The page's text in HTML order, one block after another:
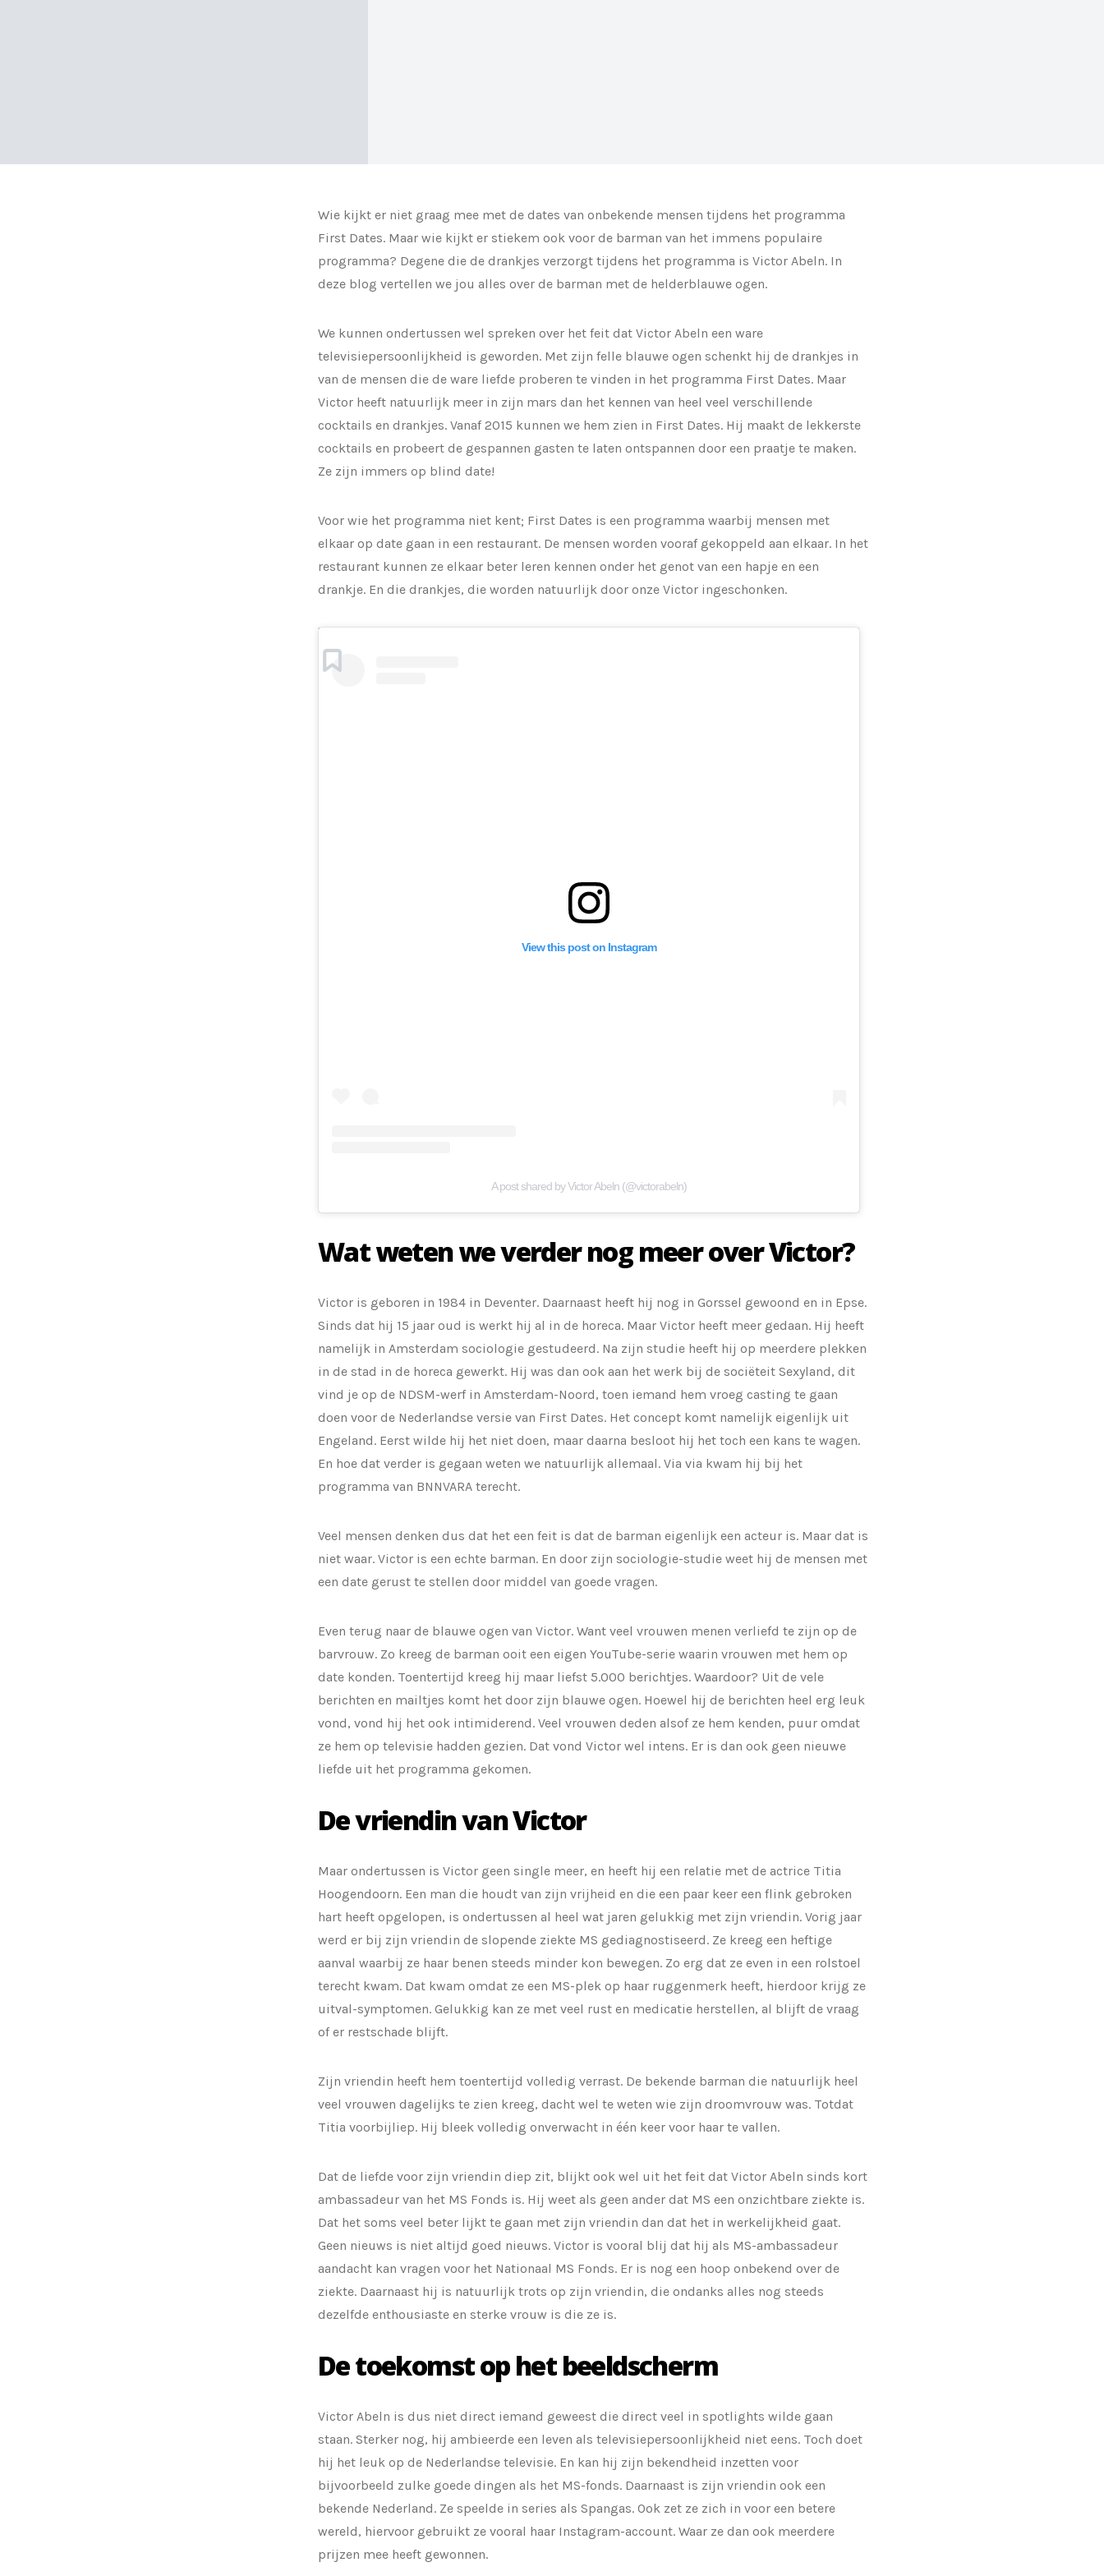
Wie kijkt er niet graag mee met de dates van onbekende mensen tijdens het programma
First Dates. Maar wie kijkt er stiekem ook voor de barman van het immens populaire
programma? Degene die de drankjes verzorgt tijdens het programma is Victor Abeln. In
deze blog vertellen we jou alles over de barman met de helderblauwe ogen.
We kunnen ondertussen wel spreken over het feit dat Victor Abeln een ware
televisiepersoonlijkheid is geworden. Met zijn felle blauwe ogen schenkt hij de drankjes in
van de mensen die de ware liefde proberen te vinden in het programma First Dates. Maar
Victor heeft natuurlijk meer in zijn mars dan het kennen van heel veel verschillende
cocktails en drankjes. Vanaf 2015 kunnen we hem zien in First Dates. Hij maakt de lekkerste
cocktails en probeert de gespannen gasten te laten ontspannen door een praatje te maken.
Ze zijn immers op blind date!
Voor wie het programma niet kent; First Dates is een programma waarbij mensen met
elkaar op date gaan in een restaurant. De mensen worden vooraf gekoppeld aan elkaar. In het
restaurant kunnen ze elkaar beter leren kennen onder het genot van een hapje en een
drankje. En die drankjes, die worden natuurlijk door onze Victor ingeschonken.
View this post on Instagram
A post shared by Victor Abeln (@victorabeln)
Wat weten we verder nog meer over Victor?
Victor is geboren in 1984 in Deventer. Daarnaast heeft hij nog in Gorssel gewoond en in Epse.
Sinds dat hij 15 jaar oud is werkt hij al in de horeca. Maar Victor heeft meer gedaan. Hij heeft
namelijk in Amsterdam sociologie gestudeerd. Na zijn studie heeft hij op meerdere plekken
in de stad in de horeca gewerkt. Hij was dan ook aan het werk bij de sociëteit Sexyland, dit
vind je op de NDSM-werf in Amsterdam-Noord, toen iemand hem vroeg casting te gaan
doen voor de Nederlandse versie van First Dates. Het concept komt namelijk eigenlijk uit
Engeland. Eerst wilde hij het niet doen, maar daarna besloot hij het toch een kans te wagen.
En hoe dat verder is gegaan weten we natuurlijk allemaal. Via via kwam hij bij het
programma van BNNVARA terecht.
Veel mensen denken dus dat het een feit is dat de barman eigenlijk een acteur is. Maar dat is
niet waar. Victor is een echte barman. En door zijn sociologie-studie weet hij de mensen met
een date gerust te stellen door middel van goede vragen.
Even terug naar de blauwe ogen van Victor. Want veel vrouwen menen verliefd te zijn op de
barvrouw. Zo kreeg de barman ooit een eigen YouTube-serie waarin vrouwen met hem op
date konden. Toentertijd kreeg hij maar liefst 5.000 berichtjes. Waardoor? Uit de vele
berichten en mailtjes komt het door zijn blauwe ogen. Hoewel hij de berichten heel erg leuk
vond, vond hij het ook intimiderend. Veel vrouwen deden alsof ze hem kenden, puur omdat
ze hem op televisie hadden gezien. Dat vond Victor wel intens. Er is dan ook geen nieuwe
liefde uit het programma gekomen.
De vriendin van Victor
Maar ondertussen is Victor geen single meer, en heeft hij een relatie met de actrice Titia
Hoogendoorn. Een man die houdt van zijn vrijheid en die een paar keer een flink gebroken
hart heeft opgelopen, is ondertussen al heel wat jaren gelukkig met zijn vriendin. Vorig jaar
werd er bij zijn vriendin de slopende ziekte MS gediagnostiseerd. Ze kreeg een heftige
aanval waarbij ze haar benen steeds minder kon bewegen. Zo erg dat ze even in een rolstoel
terecht kwam. Dat kwam omdat ze een MS-plek op haar ruggenmerk heeft, hierdoor krijg ze
uitval-symptomen. Gelukkig kan ze met veel rust en medicatie herstellen, al blijft de vraag
of er restschade blijft.
Zijn vriendin heeft hem toentertijd volledig verrast. De bekende barman die natuurlijk heel
veel vrouwen dagelijks te zien kreeg, dacht wel te weten wie zijn droomvrouw was. Totdat
Titia voorbijliep. Hij bleek volledig onverwacht in één keer voor haar te vallen.
Dat de liefde voor zijn vriendin diep zit, blijkt ook wel uit het feit dat Victor Abeln sinds kort
ambassadeur van het MS Fonds is. Hij weet als geen ander dat MS een onzichtbare ziekte is.
Dat het soms veel beter lijkt te gaan met zijn vriendin dan dat het in werkelijkheid gaat.
Geen nieuws is niet altijd goed nieuws. Victor is vooral blij dat hij als MS-ambassadeur
aandacht kan vragen voor het Nationaal MS Fonds. Er is nog een hoop onbekend over de
ziekte. Daarnaast hij is natuurlijk trots op zijn vriendin, die ondanks alles nog steeds
dezelfde enthousiaste en sterke vrouw is die ze is.
De toekomst op het beeldscherm
Victor Abeln is dus niet direct iemand geweest die direct veel in spotlights wilde gaan
staan. Sterker nog, hij ambieerde een leven als televisiepersoonlijkheid niet eens. Toch doet
hij het leuk op de Nederlandse televisie. En kan hij zijn bekendheid inzetten voor
bijvoorbeeld zulke goede dingen als het MS-fonds. Daarnaast is zijn vriendin ook een
bekende Nederland. Ze speelde in series als Spangas. Ook zet ze zich in voor een betere
wereld, hiervoor gebruikt ze vooral haar Instagram-account. Waar ze dan ook meerdere
prijzen mee heeft gewonnen.